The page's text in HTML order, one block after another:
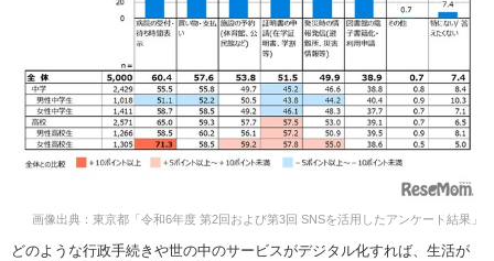
画像出典：東京都「令和6年度 第2回および第3回 SNSを活用したアンケート結果」
どのような行政手続きや世の中のサービスがデジタル化すれば、生活が